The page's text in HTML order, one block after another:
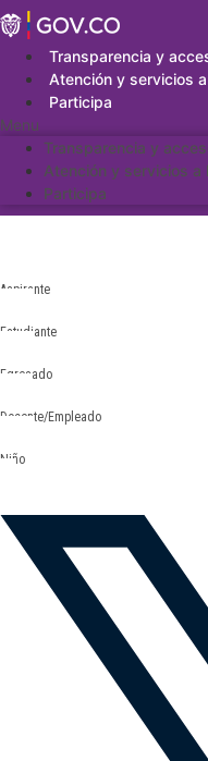
Saltar
al
contenidoTransparencia y
Atención y servicios
Participa
Menu
Transparencia y
Atención y servicios a
Participa
Aspirante
Estudiante
Egresado
Docente/Empleado
Niño